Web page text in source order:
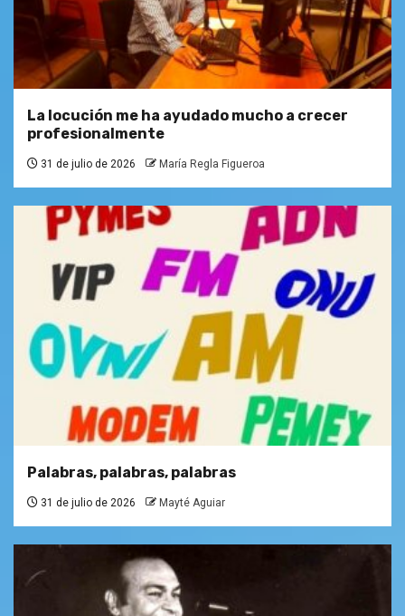
La locución me ha ayudado mucho a crecer
profesionalmente
31 de julio de 2026 María Regla Figueroa
Palabras, palabras, palabras
31 de julio de 2026 Mayté Aguiar